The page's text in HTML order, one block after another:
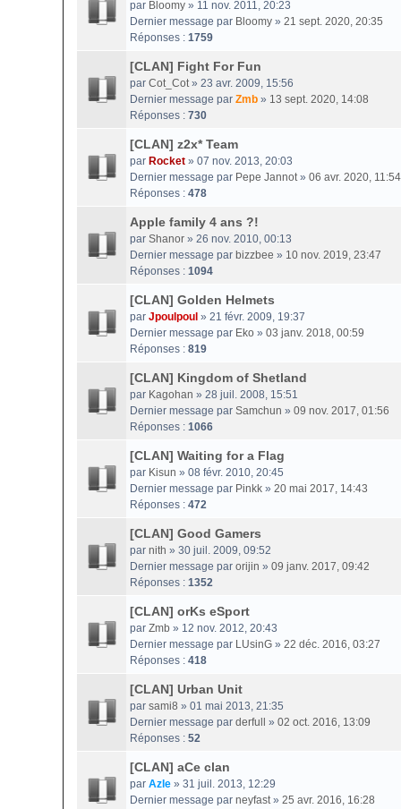
par Bloomy » 11 nov. 2011, 20:23
Dernier message par Bloomy » 21 sept. 2020, 20:35
Réponses : 1759
[CLAN] Fight For Fun
par Cot_Cot» 23 avr. 2009, 15:56
Dernier message par Zmb » 13 sept. 2020, 14:08
Réponses : 730
[CLAN] z2x* Team
par Rocket » 07 nov. 2013, 20:03
Dernier message par Pepe Jannot» 06 avr. 2020, 11:54
Réponses : 478
Apple family 4 ans ?!
par Shanor » 26 nov. 2010, 00:13
Dernier message par bizzbee » 10 nov. 2019, 23:47
Réponses : 1094
[CLAN] Golden Helmets
par Jpoulpoul » 21 févr. 2009, 19:37
Dernier message par Eko » 03 janv. 2018, 00:59
Réponses : 819
[CLAN] Kingdom of Shetland
par Kagohan » 28 juil. 2008, 15:51
Dernier message par Samchun » 09 nov. 2017, 01:56
Réponses : 1066
[CLAN] Waiting for a Flag
par Kisun » 08 févr. 2010, 20:45
Dernier message par Pinkk » 20 mai 2017, 14:43
Réponses : 472
[CLAN] Good Gamers
par nith » 30 juil. 2009, 09:52
Dernier message par orijin » 09 janv. 2017, 09:42
Réponses : 1352
[CLAN] orKs eSport
par Zmb » 12 nov. 2012, 20:43
Dernier message par LUsinG » 22 déc. 2016, 03:27
Réponses : 418
[CLAN] Urban Unit
par sami8 » 01 mai 2013, 21:35
Dernier message par derfull » 02 oct. 2016, 13:09
Réponses : 52
[CLAN] aCe clan
par Azle » 31 juil. 2013, 12:29
Dernier message par neyfast» 25 avr. 2016, 16:28